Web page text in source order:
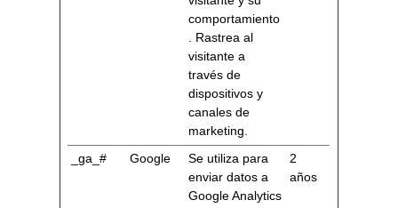
comportamiento
. Rastrea al
visitante a
través de
dispositivos y
canales de
marketing.
_ga_# Google
Se utiliza para
enviar datos a
Google Analytics
2
años